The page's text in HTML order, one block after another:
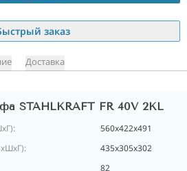
заказ
Доставка
STAHLKRAFT FR 40V 2KL
560x422x491
435x305x302
82